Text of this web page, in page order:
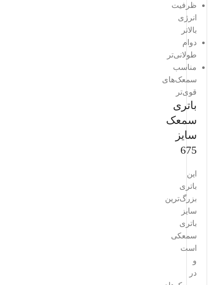
ظرفیت
انرژی
بالاتر
دوام
طولانی‌تر
مناسب
سمعک‌های
قوی‌تر
باتری
سمعک
سایز
675
این
باتری
بزرگ‌ترین
سایز
باتری
سمعکی
است
و
در